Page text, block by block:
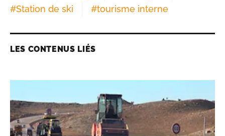
#Station de ski #tourisme interne
LES CONTENUS LIÉS